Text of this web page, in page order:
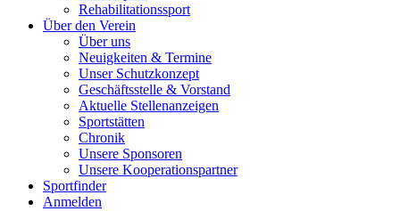
Rehabilitationssport
Über den Verein
Über uns
Neuigkeiten & Termine
Unser Schutzkonzept
Geschäftsstelle & Vorstand
Aktuelle Stellenanzeigen
Sportstätten
Chronik
Unsere Sponsoren
Unsere Kooperationspartner
Sportfinder
Anmelden